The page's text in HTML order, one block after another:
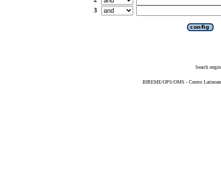
3
Search
BIREME/OPS/OMS - Centro